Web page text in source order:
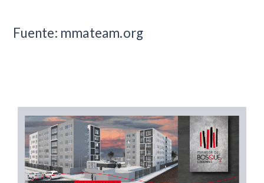
Fuente: mmateam.org